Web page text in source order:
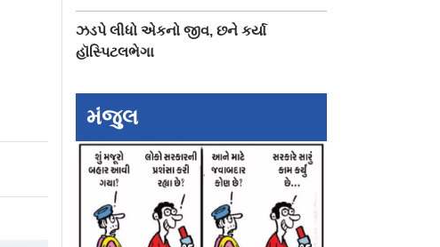
ઝડપે લીધો એકનો જીવ, છને કર્યા
હૉસ્પિટલભેગા
મંજુલ